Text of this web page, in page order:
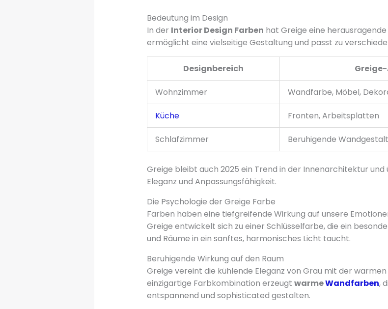
Bedeutung im Design
In der Interior Design Farben hat Greige eine
ermöglicht eine vielseitige Gestaltung und passt zu
Designbereich
Wohnzimmer Wandfarbe, Möbel,
Küche Fronten, Arbeitsplatten
Schlafzimmer Beruhigende
Greige bleibt auch 2025 ein Trend in der Innenarchitektur
Eleganz und Anpassungsfähigkeit.
Die Psychologie der Greige Farbe
Farben haben eine tiefgreifende Wirkung auf unsere
Greige entwickelt sich zu einer Schlüsselfarbe, die ein
und Räume in ein sanftes, harmonisches Licht taucht.
Beruhigende Wirkung auf den Raum
Greige vereint die kühlende Eleganz von Grau mit der
einzigartige Farbkombination erzeugt warmeWandfarben,
entspannend und sophisticated gestalten.